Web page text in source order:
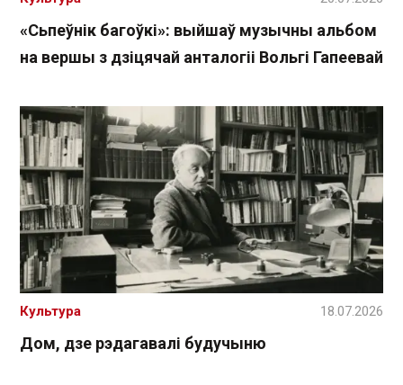
«Сьпеўнік багоўкі»: выйшаў музычны альбом
на вершы з дзіцячай анталогіі Вольгі Гапеевай
Дом, дзе рэдагавалі будучыню
Культура 18.07.2026